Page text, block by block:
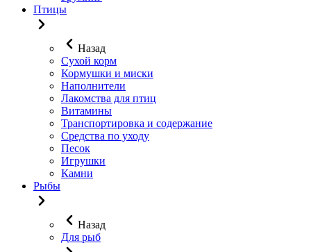
Птицы
Назад
Сухой корм
Кормушки и миски
Наполнители
Лакомства для птиц
Витамины
Транспортировка и содержание
Средства по уходу
Песок
Игрушки
Камни
Рыбы
Назад
Для рыб